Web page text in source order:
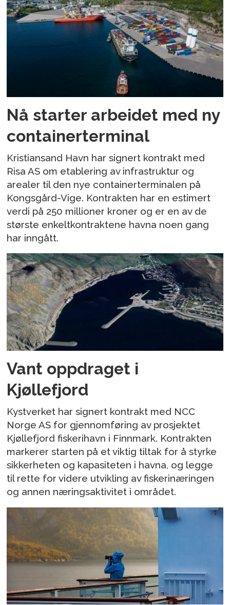
Nå starter arbeidet med ny
containerterminal
Kristiansand Havn har signert kontrakt med
Risa AS om etablering av infrastruktur og
arealer til den nye containerterminalen på
Kongsgård-Vige. Kontrakten har en estimert
verdi på 250 millioner kroner og er en av de
største enkeltkontraktene havna noen gang
har inngått.
Vant oppdraget i
Kjøllefjord
Kystverket har signert kontrakt med NCC
Norge AS for gjennomføring av prosjektet
Kjøllefjord fiskerihavn i Finnmark. Kontrakten
markerer starten på et viktig tiltak for å styrke
sikkerheten og kapasiteten i havna, og legge
til rette for videre utvikling av fiskerinæringen
og annen næringsaktivitet i området.